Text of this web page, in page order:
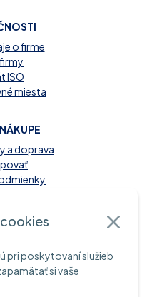
pri poskytovaní služieb
si vaše
o firme
ISO
miesta
a doprava
ZDROJE